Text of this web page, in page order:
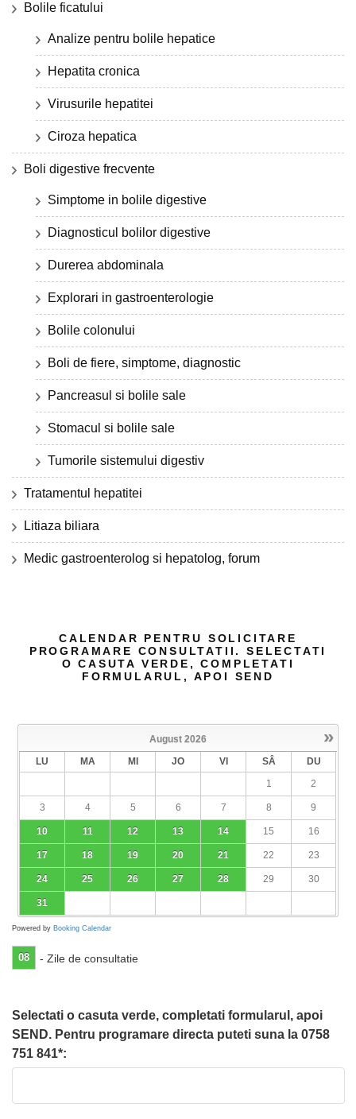
Bolile ficatului
Analize pentru bolile hepatice
Hepatita cronica
Virusurile hepatitei
Ciroza hepatica
Boli digestive frecvente
Simptome in bolile digestive
Diagnosticul bolilor digestive
Durerea abdominala
Explorari in gastroenterologie
Bolile colonului
Boli de fiere, simptome, diagnostic
Pancreasul si bolile sale
Stomacul si bolile sale
Tumorile sistemului digestiv
Tratamentul hepatitei
Litiaza biliara
Medic gastroenterolog si hepatolog, forum
CALENDAR PENTRU SOLICITARE
PROGRAMARE CONSULTATII. SELECTATI
O CASUTA VERDE, COMPLETATI
FORMULARUL, APOI SEND
»
August 2026
LU
MA MI JO VI SÂ
DU
1
2
3 4 5 6 7 8 9
10 11 12 13 14 15 16
17 18 19 20 21 22 23
24 25 26 27 28 29 30
31
Powered by Booking Calendar
08 - Zile de consultatie
Selectati o casuta verde, completati formularul, apoi
SEND. Pentru programare directa puteti suna la 0758
751 841*: